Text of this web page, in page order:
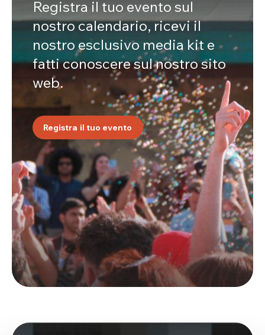
Registra il tuo evento sul
nostro calendario, ricevi il
nostro esclusivo media kit e
fatti conoscere sul nostro sito
web.
Registra il tuo evento